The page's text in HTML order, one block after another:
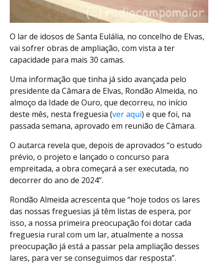
O lar de idosos de Santa Eulália, no concelho de Elvas,
vai sofrer obras de ampliação, com vista a ter
capacidade para mais 30 camas.
Uma informação que tinha já sido avançada pelo
presidente da Câmara de Elvas, Rondão Almeida, no
almoço da Idade de Ouro, que decorreu, no início
deste mês, nesta freguesia (ver aqui) e que foi, na
passada semana, aprovado em reunião de Câmara.
O autarca revela que, depois de aprovados “o estudo
prévio, o projeto e lançado o concurso para
empreitada, a obra começará a ser executada, no
decorrer do ano de 2024”.
Rondão Almeida acrescenta que “hoje todos os lares
das nossas freguesias já têm listas de espera, por
isso, a nossa primeira preocupação foi dotar cada
freguesia rural com um lar, atualmente a nossa
preocupação já está a passar pela ampliação desses
lares, para ver se conseguimos dar resposta”.